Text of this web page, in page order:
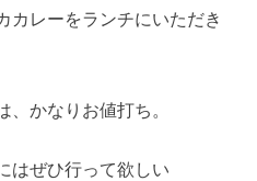
カレーをランチにいただき
、かなりお値打ち。
はぜひ行って欲しい